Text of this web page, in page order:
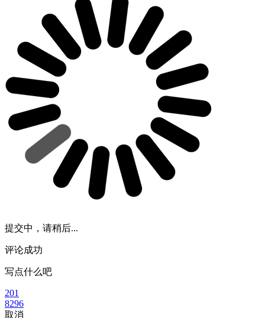
提交中，请稍后...
评论成功
写点什么吧
201
8296
取消